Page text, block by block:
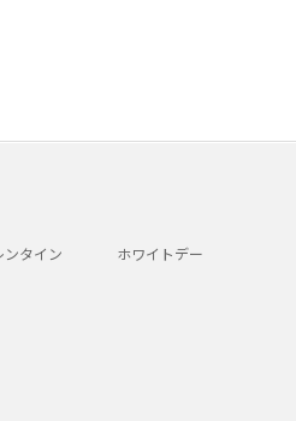
ンタイン ホワイトデー